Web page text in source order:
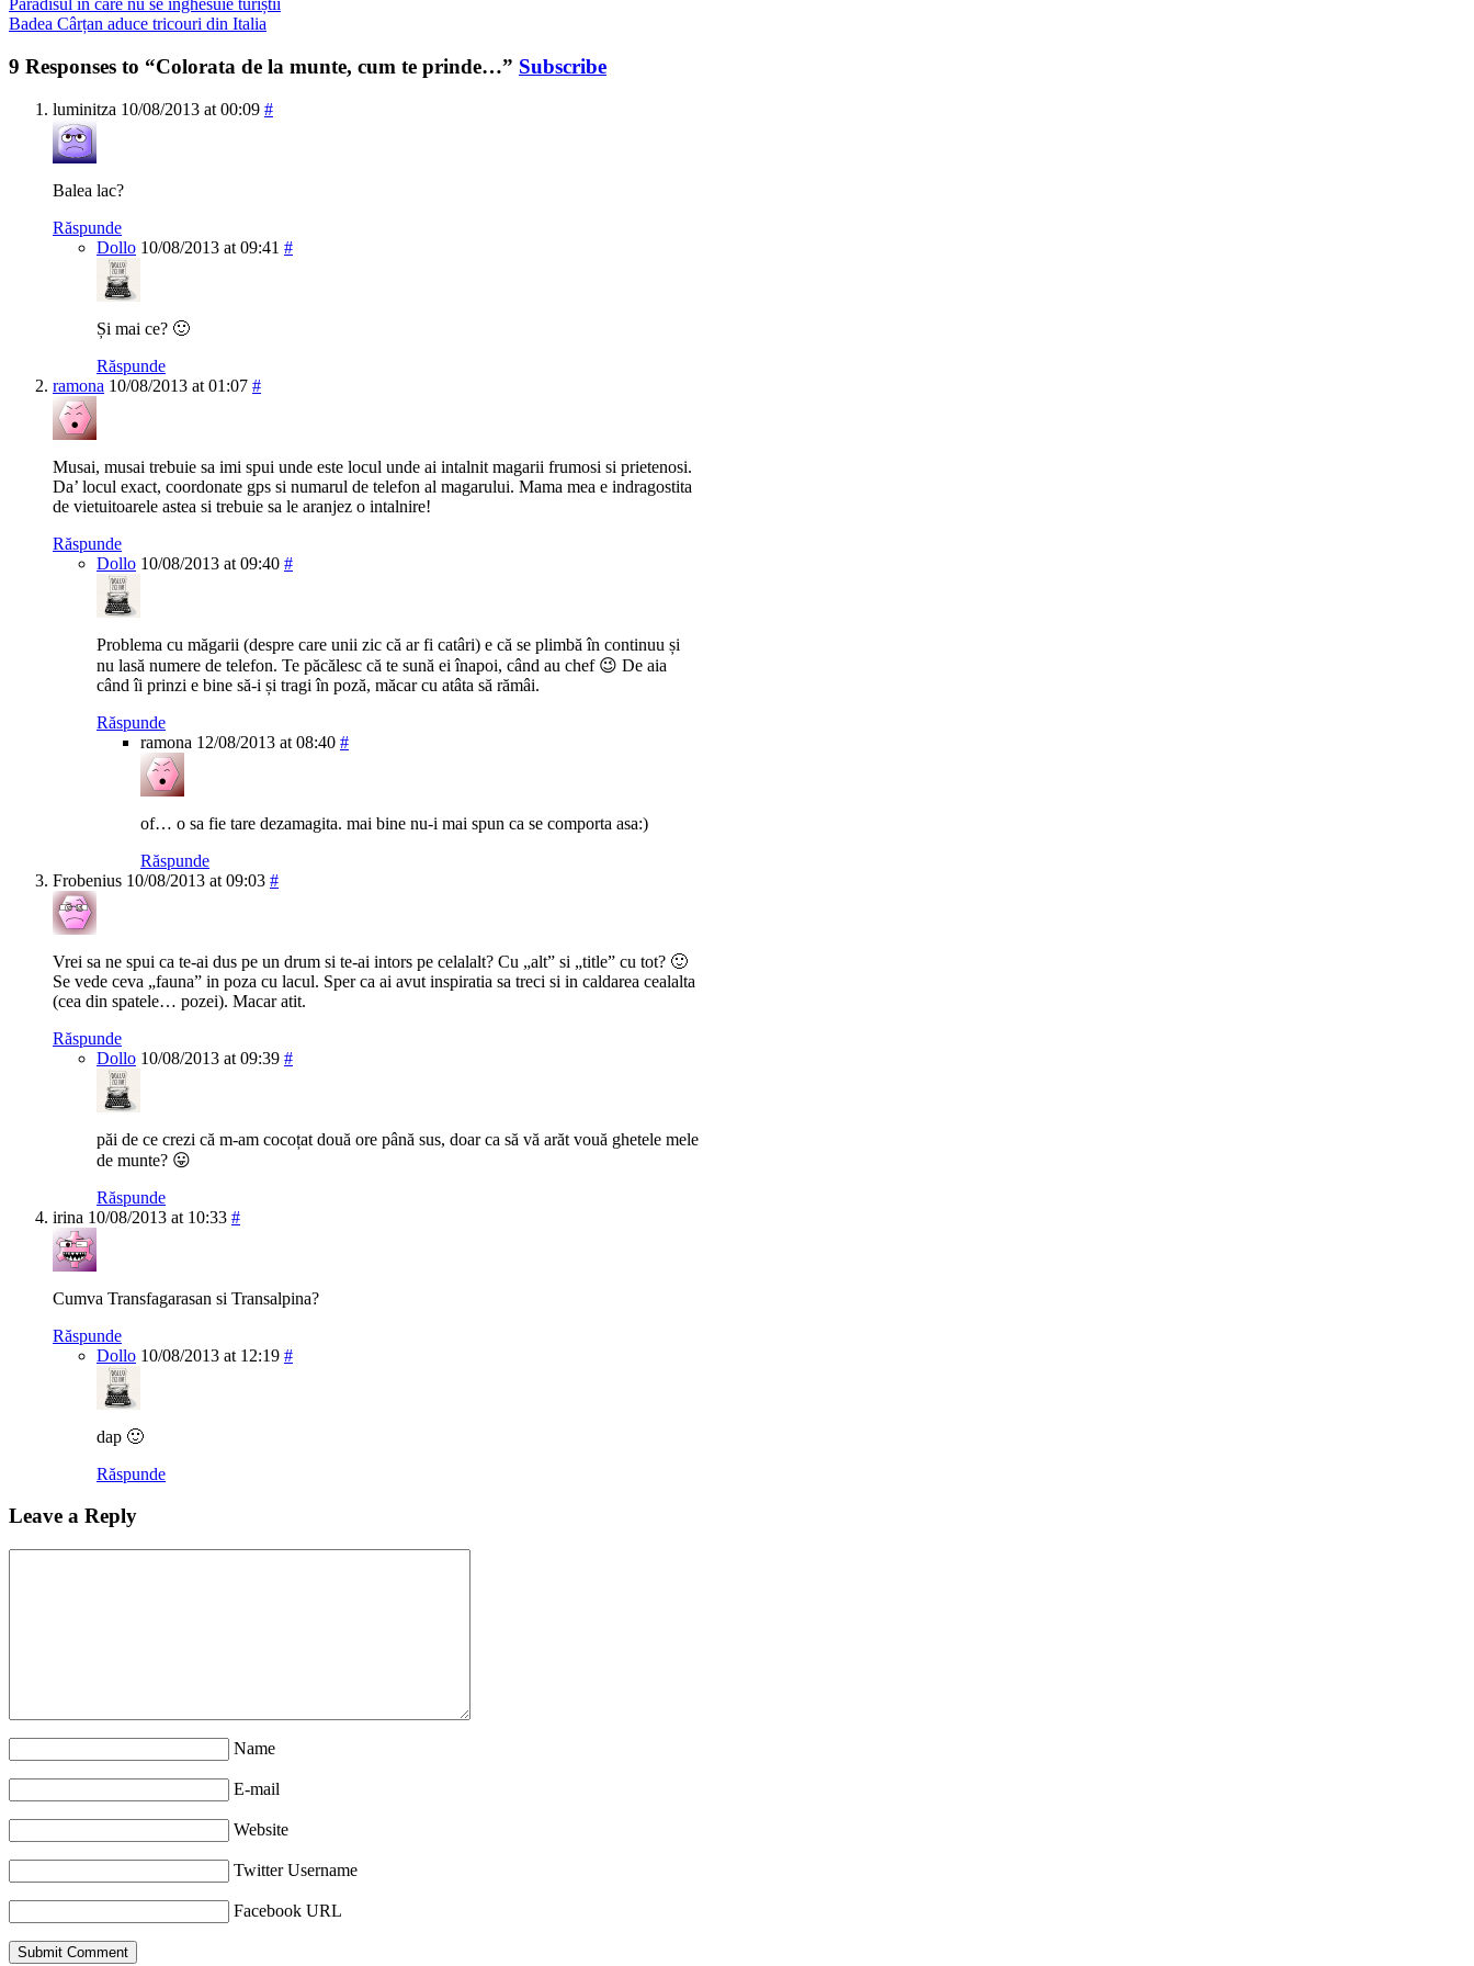
Paradisul în care nu se înghesuie turiștii
Badea Cârțan aduce tricouri din Italia
9 Responses to “Colorata de la munte, cum te prinde…” Subscribe
luminitza 10/08/2013 at 00:09 #
Balea lac?
Răspunde
Dollo 10/08/2013 at 09:41 #
Și mai ce? 🙂
Răspunde
ramona 10/08/2013 at 01:07 #
Musai, musai trebuie sa imi spui unde este locul unde ai intalnit magarii frumosi si prietenosi.
Da’ locul exact, coordonate gps si numarul de telefon al magarului. Mama mea e indragostita
de vietuitoarele astea si trebuie sa le aranjez o intalnire!
Răspunde
Dollo 10/08/2013 at 09:40 #
Problema cu măgarii (despre care unii zic că ar fi catâri) e că se plimbă în continuu și
nu lasă numere de telefon. Te păcălesc că te sună ei înapoi, când au chef 😉 De aia
când îi prinzi e bine să-i și tragi în poză, măcar cu atâta să rămâi.
Răspunde
ramona 12/08/2013 at 08:40 #
of… o sa fie tare dezamagita. mai bine nu-i mai spun ca se comporta asa:)
Răspunde
Frobenius 10/08/2013 at 09:03 #
Vrei sa ne spui ca te-ai dus pe un drum si te-ai intors pe celalalt? Cu „alt” si „title” cu tot? 🙂
Se vede ceva „fauna” in poza cu lacul. Sper ca ai avut inspiratia sa treci si in caldarea cealalta
(cea din spatele… pozei). Macar atit.
Răspunde
Dollo 10/08/2013 at 09:39 #
păi de ce crezi că m-am cocoțat două ore până sus, doar ca să vă arăt vouă ghetele mele
de munte? 😛
Răspunde
irina 10/08/2013 at 10:33 #
Cumva Transfagarasan si Transalpina?
Răspunde
Dollo 10/08/2013 at 12:19 #
dap 🙂
Răspunde
Leave a Reply
Name
E-mail
Website
Twitter Username
Facebook URL